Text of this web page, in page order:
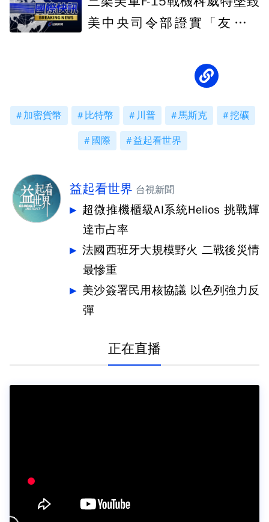
美中央司令部證實「友軍誤
加密貨幣 比特幣 川普 馬斯克 挖礦
國際 益起看世界
益起看世界 台視新聞
超微推機櫃級AI系統Helios 挑戰輝
達市占率
法國西班牙大規模野火 二戰後災情
最慘重
美沙簽署民用核協議 以色列強力反
彈
正在直播